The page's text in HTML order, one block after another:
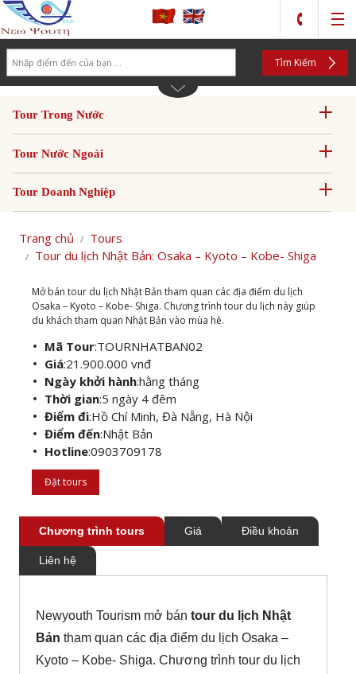
Tìm Kiếm
Tour Trong Nước
Tour Nước Ngoài
Tour Doanh Nghiệp
Trang chủ
Tours
Tour du lịch Nhật Bản: Osaka – Kyoto – Kobe- Shiga
Mở bán tour du lịch Nhật Bản tham quan các địa điểm du lịch
Osaka – Kyoto – Kobe- Shiga. Chương trình tour du lịch này giúp
du khách tham quan Nhật Bản vào mùa hè.
Mã Tour:TOURNHATBAN02
Giá:21.900.000 vnđ
Ngày khởi hành:hằng tháng
Thời gian:5 ngày 4 đêm
Điểm đi:Hồ Chí Minh, Đà Nẵng, Hà Nội
Điểm đến:Nhật Bản
Hotline:0903709178
Đặt tours
Chương trình tours Giá Điều khoản
Liên hệ
Newyouth Tourism mở bán tour du lịch Nhật
Bản tham quan các địa điểm du lịch Osaka –
Kyoto – Kobe- Shiga. Chương trình tour du lịch